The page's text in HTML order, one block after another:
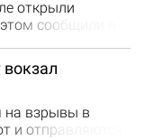
Посадка и
открыли
сообщили в
что
после
на ночь на
-
на взрывы в
и отправляются